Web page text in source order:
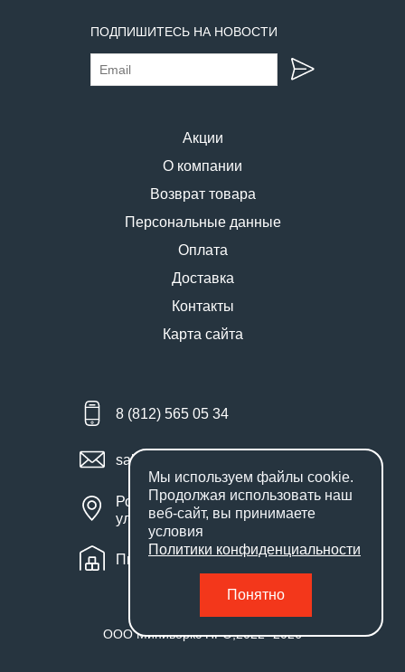
ПОДПИШИТЕСЬ НА НОВОСТИ
Акции
О компании
Возврат товара
Персональные данные
Оплата
Доставка
Контакты
Карта сайта
8 (812) 565 05 34
sales@miniworks.ru
Россия, Санкт-Петербург,
улица Маршала Новикова, 28Е
Пн – Пт: с 9:00 до 18:00
ООО Миниворкс ПРО,2022- 2026
Мы используем файлы cookie.
Продолжая использовать наш
веб-сайт, вы принимаете
условия
Политики конфиденциальности
Понятно